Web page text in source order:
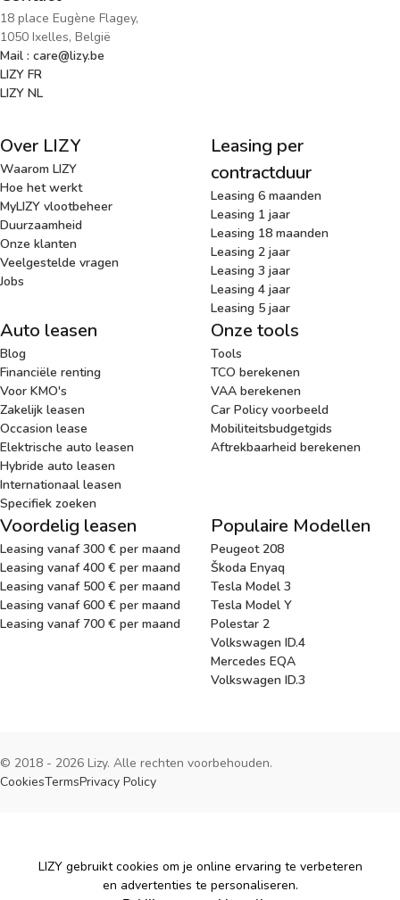
18 place Eugène Flagey,
1050 Ixelles, België
Mail : care@lizy.be
LIZY FR
LIZY NL
Over LIZY
Waarom LIZY
Hoe het werkt
MyLIZY vlootbeheer
Duurzaamheid
Onze klanten
Veelgestelde vragen
Jobs
Leasing per
contractduur
Leasing 6 maanden
Leasing 1 jaar
Leasing 18 maanden
Leasing 2 jaar
Leasing 3 jaar
Leasing 4 jaar
Leasing 5 jaar
Auto leasen
Blog
Financiële renting
Voor KMO's
Zakelijk leasen
Occasion lease
Elektrische auto leasen
Hybride auto leasen
Internationaal leasen
Specifiek zoeken
Onze tools
Tools
TCO berekenen
VAA berekenen
Car Policy voorbeeld
Mobiliteitsbudgetgids
Aftrekbaarheid berekenen
Voordelig leasen
Leasing vanaf 300 € per maand
Leasing vanaf 400 € per maand
Leasing vanaf 500 € per maand
Leasing vanaf 600 € per maand
Leasing vanaf 700 € per maand
Populaire Modellen
Peugeot 208
Škoda Enyaq
Tesla Model 3
Tesla Model Y
Polestar 2
Volkswagen ID.4
Mercedes EQA
Volkswagen ID.3
© 2018 - 2026 Lizy. Alle rechten voorbehouden.
CookiesTermsPrivacy Policy
Cookies
LIZY gebruikt cookies om je online ervaring te verbeteren
en advertenties te personaliseren.